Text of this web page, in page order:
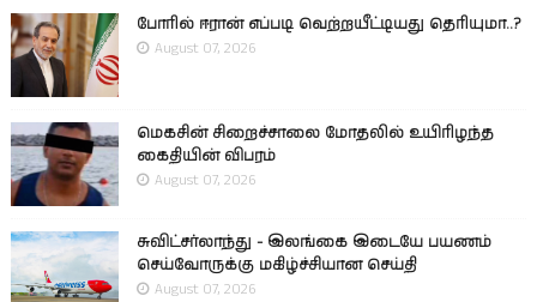
போரில் ஈரான் எப்படி வெற்றயீட்டியது தெரியுமா..?
August 07, 2026
மெகசின் சிறைச்சாலை மோதலில் உயிரிழந்த
கைதியின் விபரம்
August 07, 2026
சுவிட்சர்லாந்து - இலங்கை இடையே பயணம்
செய்வோருக்கு மகிழ்ச்சியான செய்தி
August 07, 2026